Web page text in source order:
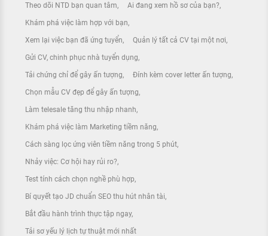
Theo dõi NTD bạn quan tâm Ai đang xem hồ sơ của bạn?
Khám phá việc làm hợp với bạn
Xem lại việc bạn đã ứng tuyển Quản lý tất cả CV tại một nơi
Gửi CV, chinh phục nhà tuyển dụng
Tải chứng chỉ để gây ấn tượng Đính kèm cover letter ấn tượng
Chọn mẫu CV đẹp để gây ấn tượng
Làm telesale tăng thu nhập nhanh
Khám phá việc làm Marketing tiềm năng
Cách sàng lọc ứng viên tiềm năng trong 5 phút
Nhảy việc: Cơ hội hay rủi ro?
Test tính cách chọn nghề phù hợp
Bí quyết tạo JD chuẩn SEO thu hút nhân tài
Bắt đầu hành trình thực tập ngay
Tải sơ yếu lý lịch tự thuật mới nhất